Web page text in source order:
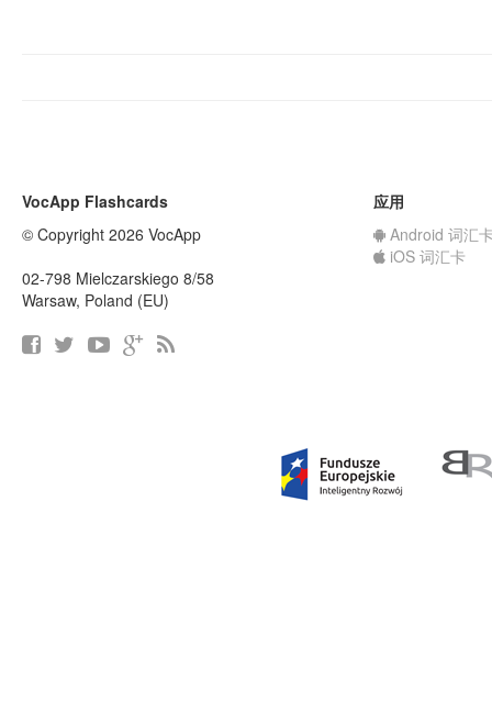
VocApp Flashcards
© Copyright 2026 VocApp
02-798 Mielczarskiego 8/58
Warsaw, Poland (EU)
应用
Android 词汇
iOS 词汇卡